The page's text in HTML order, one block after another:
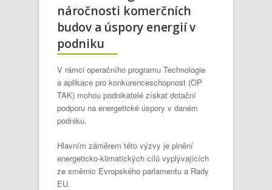
náročnosti komerčních
budov a úspory energií v
podniku
V rámci operačního programu Technologie
a aplikace pro konkurenceschopnost (OP
TAK) mohou podnikatelé získat dotační
podporu na energetické úspory v daném
podniku.
Hlavním záměrem této výzvy je plnění
energeticko-klimatických cílů vyplývajících
ze směrnic Evropského parlamentu a Rady
EU.